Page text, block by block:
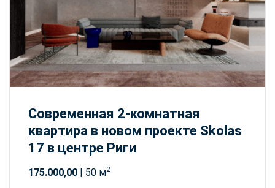
Современная 2-комнатная
квартира в новом проекте Skolas
17 в центре Риги
175.000,00 | 50 м2